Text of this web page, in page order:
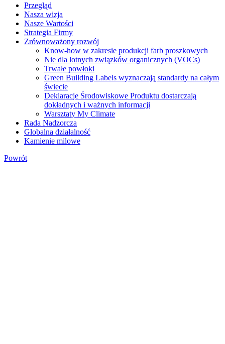
Przegląd
Nasza wizja
Nasze Wartości
Strategia Firmy
Zrównoważony rozwój
Know-how w zakresie produkcji farb proszkowych
Nie dla lotnych związków organicznych (VOCs)
Trwałe powłoki
Green Building Labels wyznaczają standardy na całym
świecie
Deklaracje Środowiskowe Produktu dostarczają
dokładnych i ważnych informacji
Warsztaty My Climate
Rada Nadzorcza
Globalna działalność
Kamienie milowe
Powrót